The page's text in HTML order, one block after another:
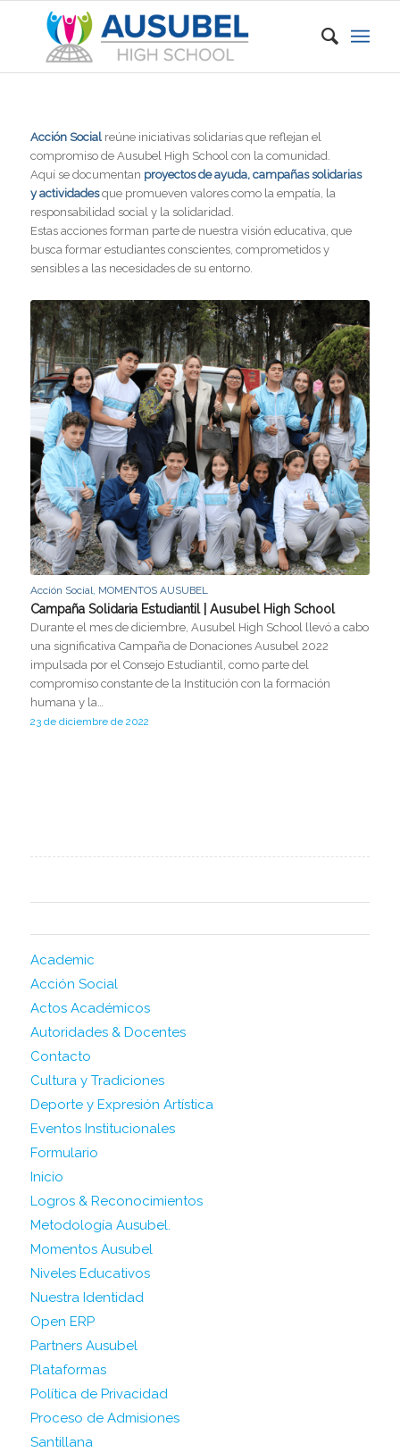
Acción Socialreúne iniciativas solidarias que reflejan el
compromiso de Ausubel High School con la comunidad.
Aquí se documentan proyectos de ayuda, campañas solidarias
y actividadesque promueven valores como la empatía, la
responsabilidad social y la solidaridad.
Estas acciones forman parte de nuestra visión educativa, que
busca formar estudiantes conscientes, comprometidos y
sensibles a las necesidades de su entorno.
Acción Social MOMENTOS AUSUBEL
Campaña Solidaria Estudiantil | Ausubel High School
Durante el mes de diciembre, Ausubel High School llevó a cabo
una significativa Campaña de Donaciones Ausubel 2022
impulsada por el Consejo Estudiantil, como parte del
compromiso constante de la Institución con la formación
humana y la…
23 de diciembre de 2022
Academic
Acción Social
Actos Académicos
Autoridades & Docentes
Contacto
Cultura y Tradiciones
Deporte y Expresión Artística
Eventos Institucionales
Formulario
Inicio
Logros & Reconocimientos
Metodología Ausubel.
Momentos Ausubel
Niveles Educativos
Nuestra Identidad
Open ERP
Partners Ausubel
Plataformas
Política de Privacidad
Proceso de Admisiones
Santillana